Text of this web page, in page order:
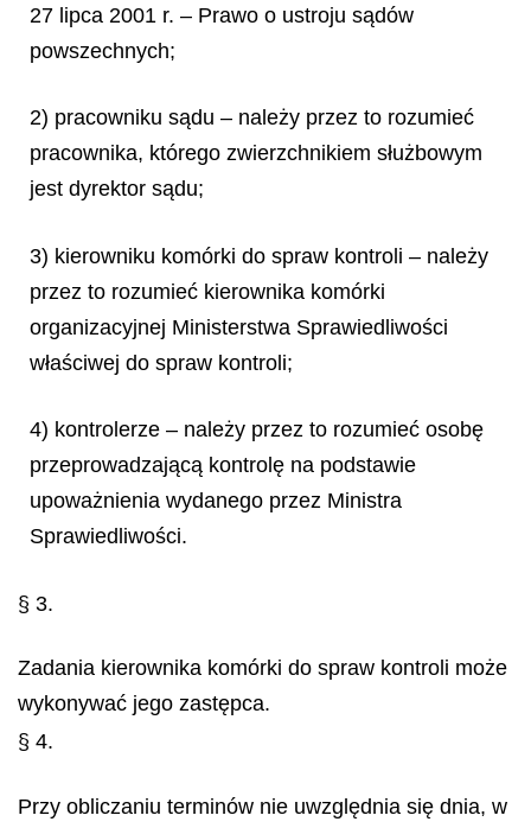
27 lipca 2001 r. – Prawo o ustroju sądów
powszechnych;
2) pracowniku sądu – należy przez to rozumieć
pracownika, którego zwierzchnikiem służbowym
jest dyrektor sądu;
3) kierowniku komórki do spraw kontroli – należy
przez to rozumieć kierownika komórki
organizacyjnej Ministerstwa Sprawiedliwości
właściwej do spraw kontroli;
4) kontrolerze – należy przez to rozumieć osobę
przeprowadzającą kontrolę na podstawie
upoważnienia wydanego przez Ministra
Sprawiedliwości.
§ 3.
Zadania kierownika komórki do spraw kontroli może
wykonywać jego zastępca.
§ 4.
Przy obliczaniu terminów nie uwzględnia się dnia, w